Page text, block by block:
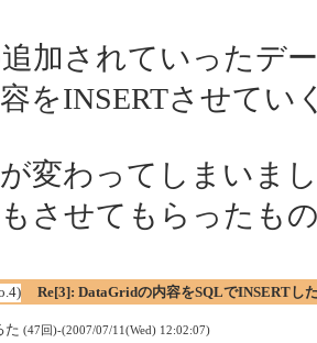
加されていったデ
をINSERTさせて
変わってしまいま
させてもらったも
Re[3]: DataGridの内容をSQLでINSERTし
た (47回)-(2007/07/11(Wed) 12:02:07)